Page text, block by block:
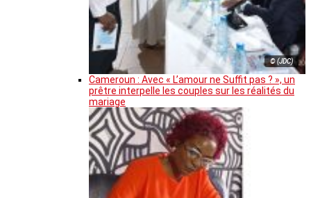
© (JDC)
Cameroun : Avec « L’amour ne Suffit pas ? », un
prêtre interpelle les couples sur les réalités du
mariage